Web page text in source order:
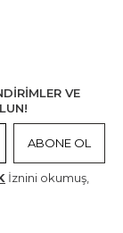
VE
ABONE OL
İznini okumuş,